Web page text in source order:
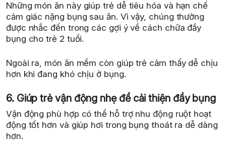
Những món ăn này giúp trẻ dễ tiêu hóa và hạn chế
cảm giác nặng bụng sau ăn. Vì vậy, chúng thường
được nhắc đến trong các gợi ý về cách chữa đầy
bụng cho trẻ 2 tuổi.
Ngoài ra, món ăn mềm còn giúp trẻ cảm thấy dễ chịu
hơn khi đang khó chịu ở bụng.
6. Giúp trẻ vận động nhẹ để cải thiện đầy bụng
Vận động phù hợp có thể hỗ trợ nhu động ruột hoạt
động tốt hơn và giúp hơi trong bụng thoát ra dễ dàng
hơn.